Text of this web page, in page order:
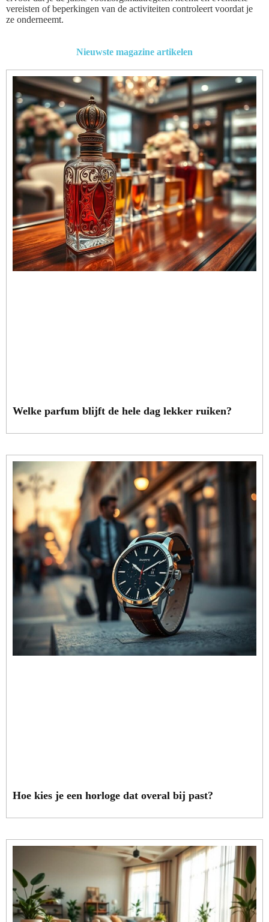
vereisten of beperkingen van de activiteiten controleert voordat je
ze onderneemt.
Nieuwste magazine artikelen
Welke parfum blijft de hele dag lekker ruiken?
Hoe kies je een horloge dat overal bij past?